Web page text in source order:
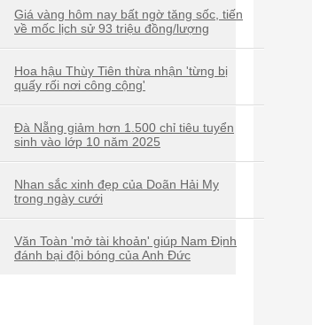
Giá vàng hôm nay bất ngờ tăng sốc, tiến
về mốc lịch sử 93 triệu đồng/lượng
Hoa hậu Thùy Tiên thừa nhận 'từng bị
quấy rối nơi công cộng'
Đà Nẵng giảm hơn 1.500 chỉ tiêu tuyển
sinh vào lớp 10 năm 2025
Nhan sắc xinh đẹp của Doãn Hải My
trong ngày cưới
Văn Toàn 'mở tài khoản' giúp Nam Định
đánh bại đội bóng của Anh Đức